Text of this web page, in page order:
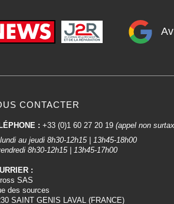
CONTACTER
: +33 (0)1 60 27 20 19 (appel non
au jeudi 8h30-12h15 | 13h45-18h00
8h30-12h15 | 13h45-17h00
:
SAS
des sources
SAINT GENIS LAVAL (FRANCE)